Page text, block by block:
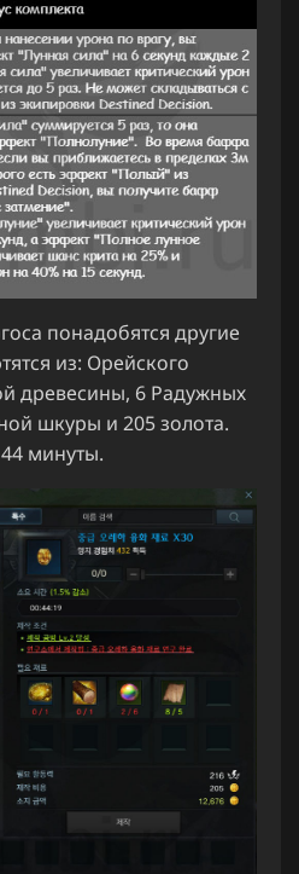
понадобятся другие
из: Орейского
древесины, 6 Радужных
шкуры и 205 золота.
минуты.